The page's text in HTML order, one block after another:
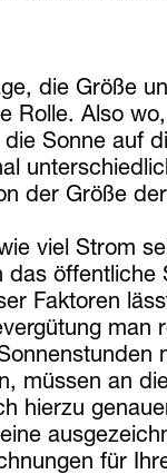
die Größe
Rolle. Also
Sonne auf
der Größe
viel Strom
öffentliche
Faktoren
man
müssen an
hierzu
für